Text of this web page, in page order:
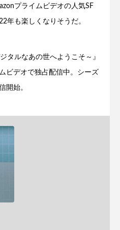
プライムビデオの人気SF
年も楽しくなりそうだ。
タルなあの世へようこそ～』
ビデオで独占配信中。シーズ
開始。